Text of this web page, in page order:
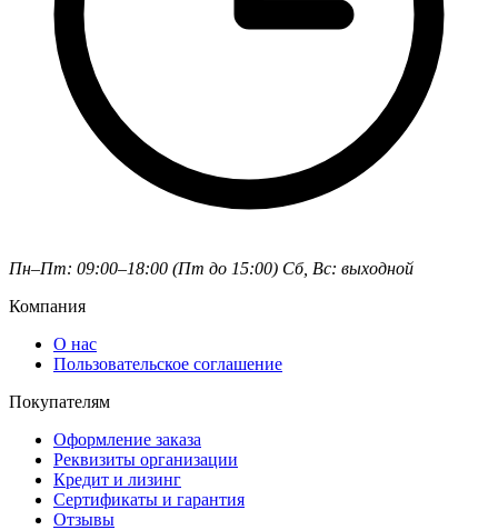
Пн–Пт: 09:00–18:00 (Пт до 15:00) Сб, Вс: выходной
Компания
О нас
Пользовательское соглашение
Покупателям
Оформление заказа
Реквизиты организации
Кредит и лизинг
Сертификаты и гарантия
Отзывы